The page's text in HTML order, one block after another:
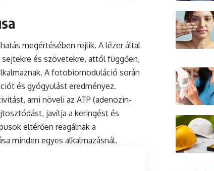
megértésében rejlik. A lézer által
és szövetekre, attól függően,
A fotobiomoduláció során
és gyógyulást eredményez.
ami növeli az ATP (adenozin-
javítja a keringést és
eltérően reagálnak a
minden egyes alkalmazásnál.